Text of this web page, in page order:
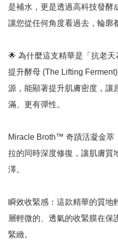
是補水，更是透過高科技發酵
讓您從任何角度看過去，輪廓
🌟 為什麼這支精華是「抗老天
提升酵母 (The Lifting
源，能顯著提升肌膚密度，讓
滿、更有彈性。
Miracle Broth™ 奇蹟活凝金萃
拉的同時深度修復，讓肌膚質
澤。
瞬效收緊感：這款精華的質地
層輕微的、透氣的收緊膜在保
緊緻。